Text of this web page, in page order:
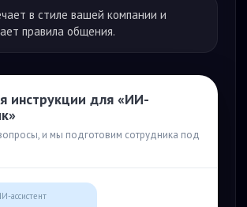
в стиле вашей компании и
правила общения.
инструкции для «ИИ-
и мы подготовим сотрудника под
ассистент